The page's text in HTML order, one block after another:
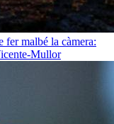
fer malbé la càmera:
Mullor